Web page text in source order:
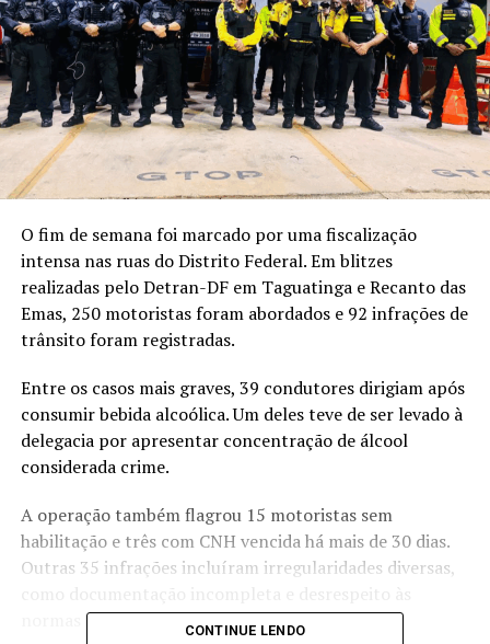
O fim de semana foi marcado por uma fiscalização
intensa nas ruas do Distrito Federal. Em blitzes
realizadas pelo Detran-DF em Taguatinga e Recanto das
Emas, 250 motoristas foram abordados e 92 infrações de
trânsito foram registradas.
Entre os casos mais graves, 39 condutores dirigiam após
consumir bebida alcoólica. Um deles teve de ser levado à
delegacia por apresentar concentração de álcool
considerada crime.
A operação também flagrou 15 motoristas sem
habilitação e três com CNH vencida há mais de 30 dias.
Outras 35 infrações incluíram irregularidades diversas,
normas de trânsito. CONTINUE LENDO